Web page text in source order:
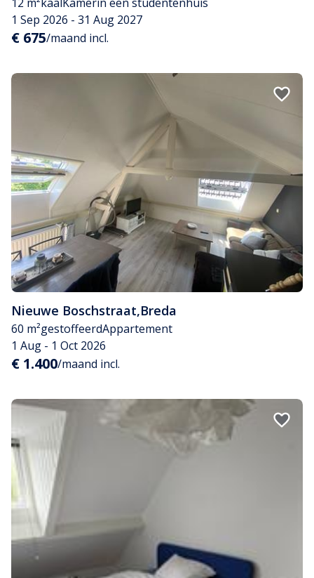
1 Sep 2026 - 31 Aug 2027
€ 675/maand incl.
Nieuwe Boschstraat,Breda
60 m²gestoffeerdAppartement
1 Aug - 1 Oct 2026
€ 1.400/maand incl.